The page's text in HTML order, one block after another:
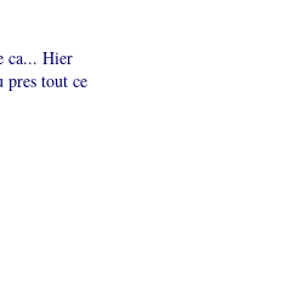
ca... Hier
pres tout ce